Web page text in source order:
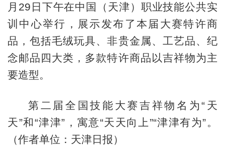
月29日下午在中国（天津）职业技能公共实
训中心举行，展示发布了本届大赛特许商
品，包括毛绒玩具、非贵金属、工艺品、纪
念邮品四大类，多款特许商品以吉祥物为主
要造型。
第二届全国技能大赛吉祥物名为“天
天”和“津津”，寓意“天天向上”“津津有为”。
（作者单位：天津日报）